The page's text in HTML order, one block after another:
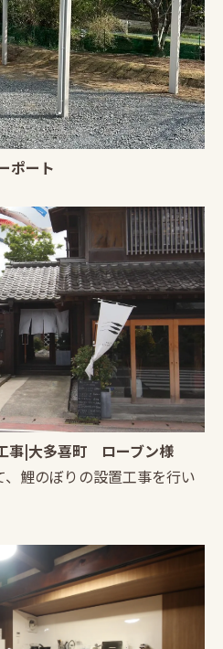
ポート
事|大多喜町 ローブン様
鯉のぼりの設置工事を行い